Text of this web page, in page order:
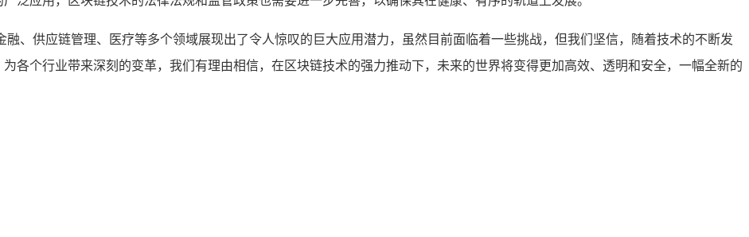
融、供应链管理、医疗等多个领域展现出了令人惊叹的巨大应用潜力，虽然目前面临着一些挑战，但我们坚信，随着技术的不断发
各个行业带来深刻的变革，我们有理由相信，在区块链技术的强力推动下，未来的世界将变得更加高效、透明和安全，一幅全新的